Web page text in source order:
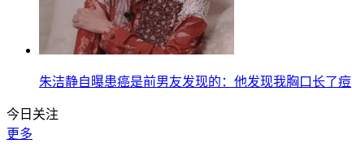
朱洁静自曝患癌是前男友发现的：他发现我胸口长了痘
今日关注
更多